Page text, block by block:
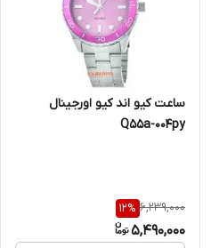
ساعت کیو اند کیو اورجینال
Q55a-004py
6,239,000
12%
5,490,000